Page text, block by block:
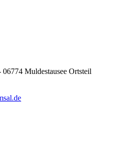
Muldestausee Ortsteil